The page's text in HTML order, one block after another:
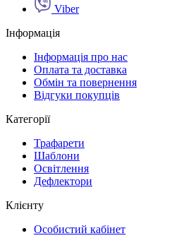
Viber
Інформація
Інформація про нас
Оплата та доставка
Обмін та повернення
Відгуки покупців
Категорії
Трафарети
Шаблони
Освітлення
Дефлектори
Клієнту
Особистий кабінет